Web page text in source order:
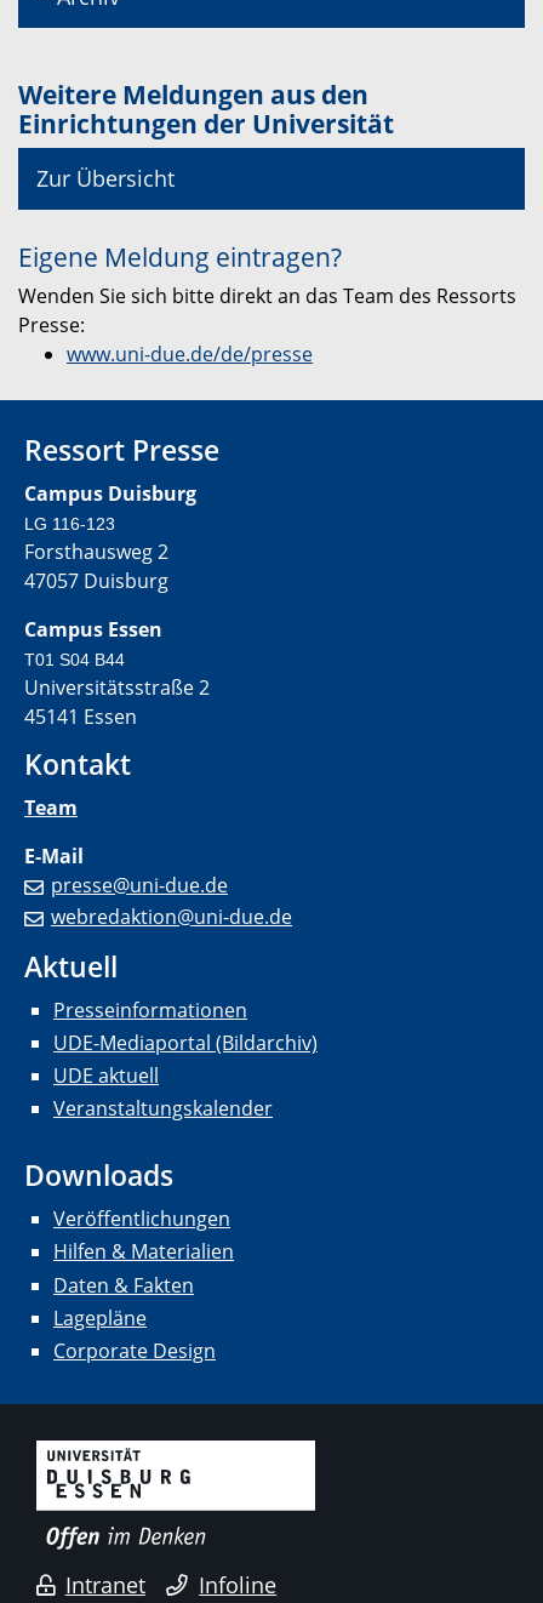
Weitere Meldungen aus den
Einrichtungen der Universität
Zur Übersicht
Eigene Meldung eintragen?
Wenden Sie sich bitte direkt an das Team des Ressorts
Presse:
www.uni-due.de/de/presse
Ressort Presse
Campus Duisburg
LG 116-123
Forsthausweg 2
47057 Duisburg
Campus Essen
T01 S04 B44
Universitätsstraße 2
45141 Essen
Kontakt
Team
E-Mail
presse@uni-due.de
webredaktion@uni-due.de
Aktuell
Presseinformationen
UDE-Mediaportal (Bildarchiv)
UDE aktuell
Veranstaltungskalender
Downloads
Veröffentlichungen
Hilfen & Materialien
Daten & Fakten
Lagepläne
Corporate Design
Intranet Infoline